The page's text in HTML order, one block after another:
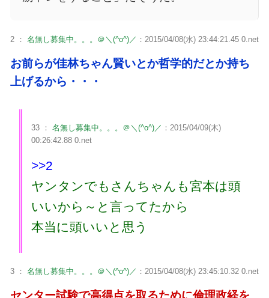
2 ： 名無し募集中。。。＠＼(^o^)／ ：2015/04/08(水) 23:44:21.45 0.net
お前らが佳林ちゃん賢いとか哲学的だとか持ち
上げるから・・・
33 ： 名無し募集中。。。＠＼(^o^)／ ：2015/04/09(木)
00:26:42.88 0.net
>>2
ヤンタンでもさんちゃんも宮本は頭
いいから～と言ってたから
本当に頭いいと思う
3 ： 名無し募集中。。。＠＼(^o^)／ ：2015/04/08(水) 23:45:10.32 0.net
センター試験で高得点を取るために倫理政経を